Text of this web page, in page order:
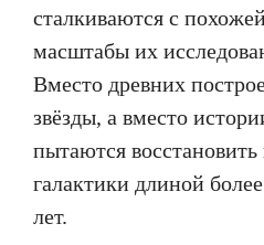
сталкиваются с
масштабы их
Вместо древних
звёзды, а вместо
пытаются
галактики длиной
лет.